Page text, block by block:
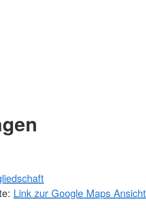
Link zur Google Maps Ansicht